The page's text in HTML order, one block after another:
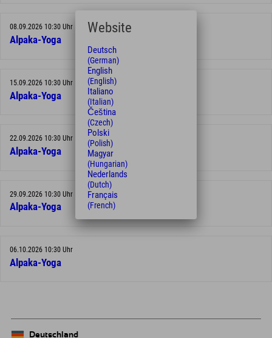
08.09.2026 10:30 Uhr
Alpaka-Yoga
15.09.2026 10:30 Uhr
Alpaka-Yoga
22.09.2026 10:30 Uhr
Alpaka-Yoga
29.09.2026 10:30 Uhr
Alpaka-Yoga
06.10.2026 10:30 Uhr
Alpaka-Yoga
Deutschland
Website
Deutsch
(German)
English
(English)
Italiano
(Italian)
Čeština
(Czech)
Polski
(Polish)
Magyar
(Hungarian)
Nederlands
(Dutch)
Français
(French)